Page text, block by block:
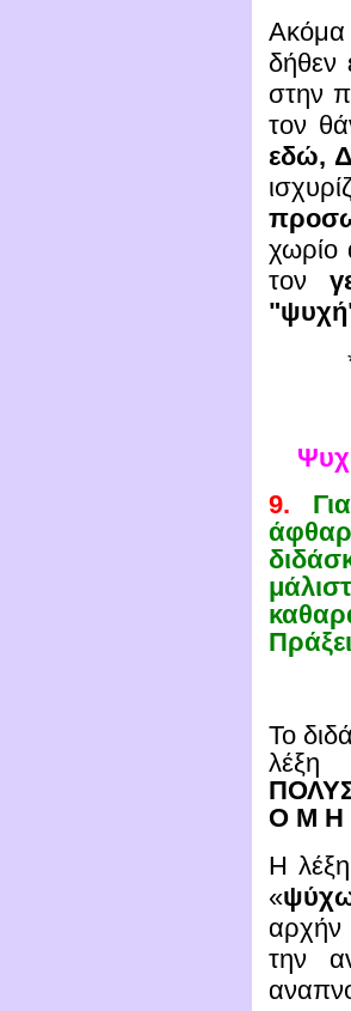
Ακόμα
δήθεν
στην
τον
εδώ,
χωρίο
τον
9.
Το
O M H
Η
«
την